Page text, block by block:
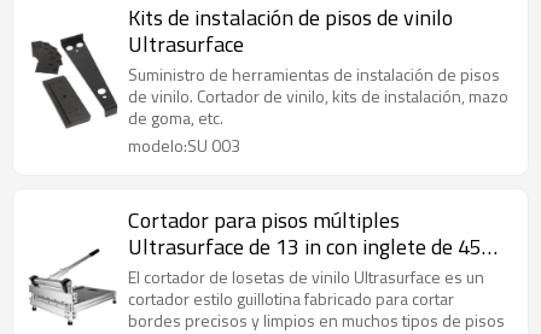
Kits de instalación de pisos de vinilo
Ultrasurface
Suministro de herramientas de instalación de pisos
de vinilo. Cortador de vinilo, kits de instalación, mazo
de goma, etc.
modelo:SU 003
Cortador para pisos múltiples
Ultrasurface de 13 in con inglete de 45
grados Herramientas para la instalación
de pisos de vinilo
El cortador de losetas de vinilo Ultrasurface es un
cortador estilo guillotina fabricado para cortar
bordes precisos y limpios en muchos tipos de pisos